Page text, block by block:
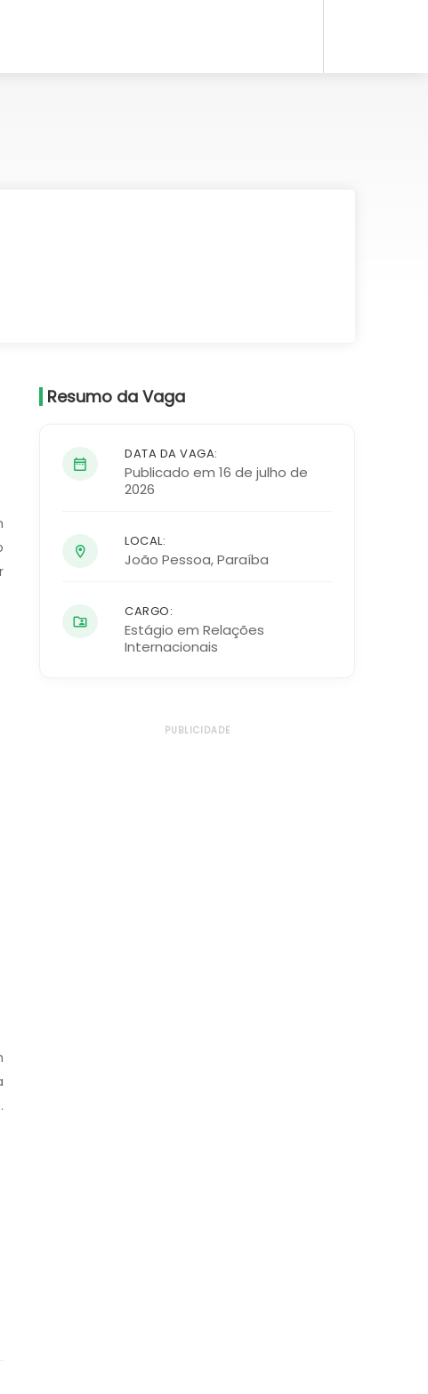
Resumo da Vaga
DATA DA VAGA:
Publicado em 16 de julho de
2026
LOCAL:
João Pessoa,Paraíba
CARGO:
Estágio em Relações
Internacionais
PUBLICIDADE